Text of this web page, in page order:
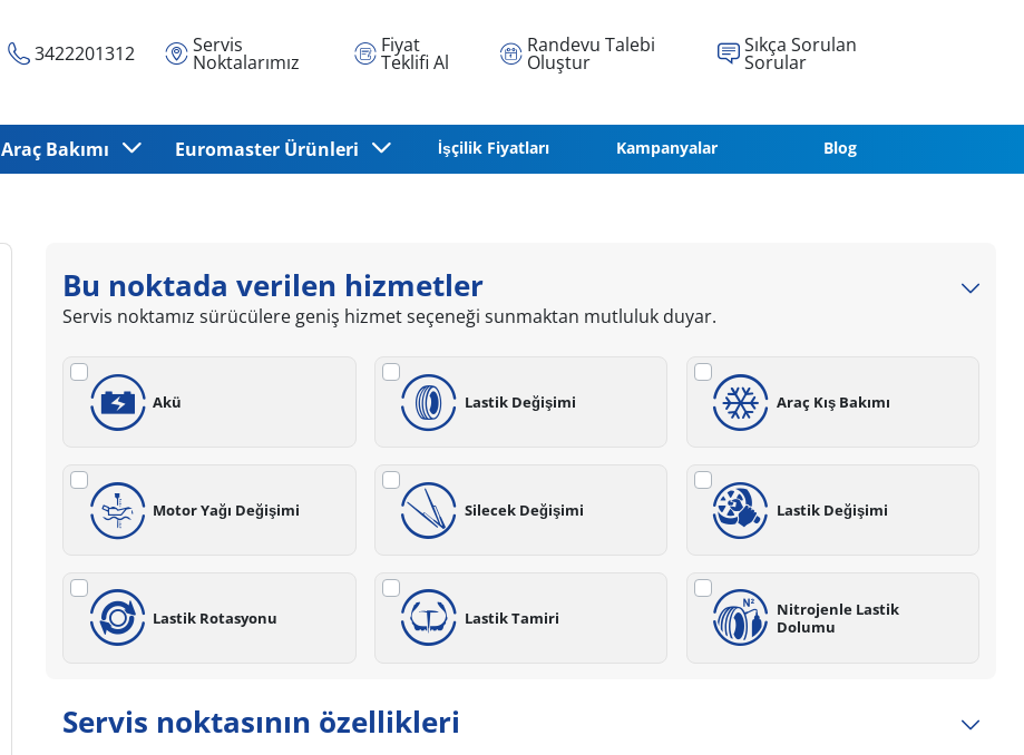
3422201312 Servis
Noktalarımız
Fiyat
Teklifi Al
Randevu Talebi
Oluştur
Sıkça Sorulan
Sorular
Araç Bakımı Euromaster Ürünleri İşçilik Fiyatları Kampanyalar Blog
Bu noktada verilen hizmetler
Servis noktamız sürücülere geniş hizmet seçeneği sunmaktan mutluluk duyar.
Akü Lastik Değişimi Araç Kış Bakımı
Motor Yağı Değişimi Silecek Değişimi Lastik Değişimi
Lastik Rotasyonu Lastik Tamiri
Nitrojenle Lastik
Dolumu
Servis noktasının özellikleri